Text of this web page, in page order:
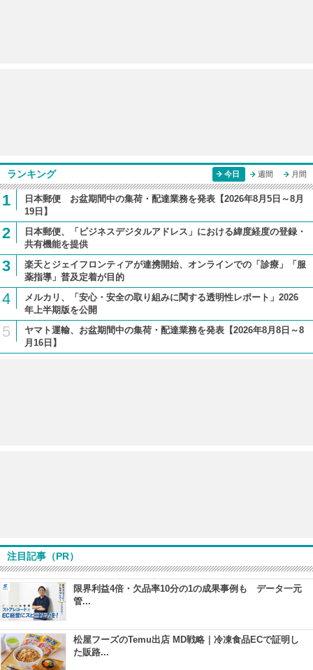
ランキング 今日 週間 月間
1
日本郵便 お盆期間中の集荷・配達業務を発表【2026年8月5日～8月
19日】
2
日本郵便、「ビジネスデジタルアドレス」における緯度経度の登録・
共有機能を提供
3
楽天とジェイフロンティアが連携開始、オンラインでの「診療」「服
薬指導」普及定着が目的
4
メルカリ、「安心・安全の取り組みに関する透明性レポート」2026
年上半期版を公開
5
ヤマト運輸、お盆期間中の集荷・配達業務を発表【2026年8月8日～8
月16日】
注目記事（PR）
限界利益4倍・欠品率10分の1の成果事例も データ一元
管...
松屋フーズのTemu出店 MD戦略｜冷凍食品ECで証明し
た販路...